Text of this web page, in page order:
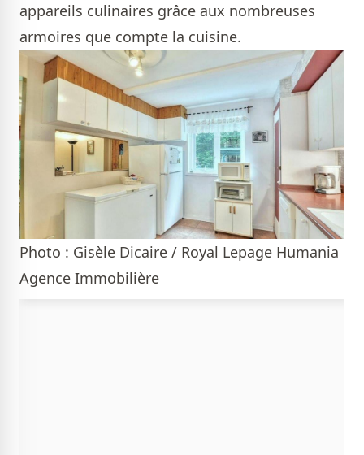
appareils culinaires grâce aux nombreuses
armoires que compte la cuisine.
Photo : Gisèle Dicaire / Royal Lepage Humania
Agence Immobilière